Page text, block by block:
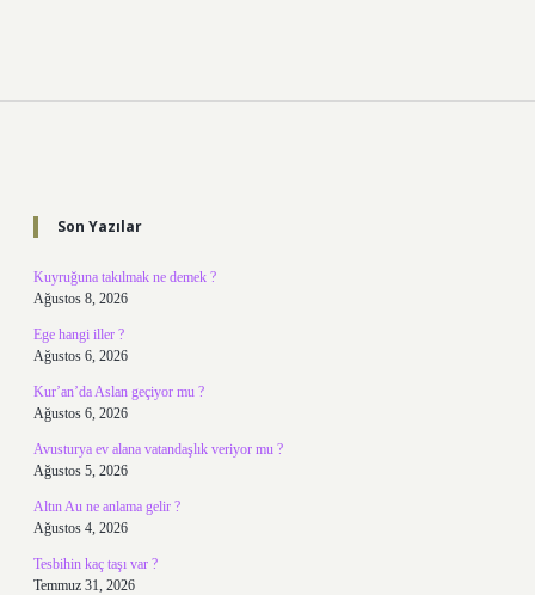
Son Yazılar
Kuyruğuna takılmak ne demek ?
Ağustos 8, 2026
Ege hangi iller ?
Ağustos 6, 2026
Kur’an’da Aslan geçiyor mu ?
Ağustos 6, 2026
Avusturya ev alana vatandaşlık veriyor mu ?
Ağustos 5, 2026
Altın Au ne anlama gelir ?
Ağustos 4, 2026
Tesbihin kaç taşı var ?
Temmuz 31, 2026